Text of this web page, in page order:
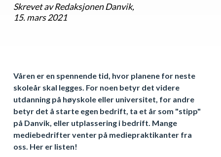
Skrevet av Redaksjonen Danvik,
15. mars 2021
Våren er en spennende tid, hvor planene for neste
skoleår skal legges. For noen betyr det videre
utdanning på høyskole eller universitet, for andre
betyr det å starte egen bedrift, ta et år som "stipp"
på Danvik, eller utplassering i bedrift. Mange
mediebedrifter venter på mediepraktikanter fra
oss. Her er listen!